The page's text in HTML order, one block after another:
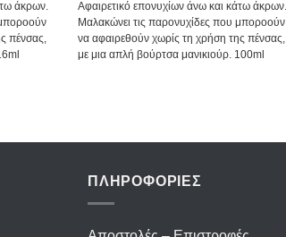
άκρων.
πένσας,
Αφαιρετικό επονυχίων άνω και κάτω άκρων.
Μαλακώνει τις παρονυχίδες που μποροούν
να αφαιρεθούν χωρίς τη χρήση της πένσας,
με μια απλή βούρτσα μανικιούρ. 100ml
ΠΛΗΡΟΦΟΡΙΕΣ